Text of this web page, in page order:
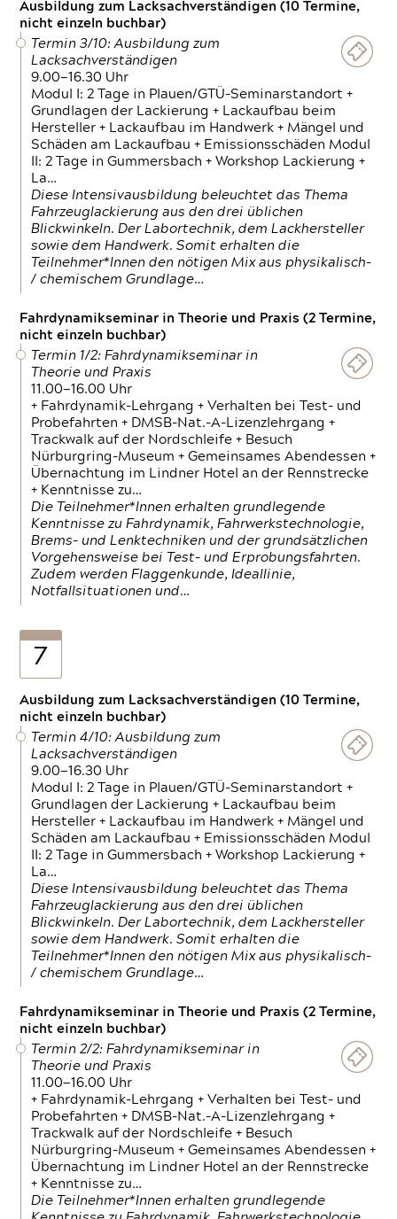
Ausbildung zum Lacksachverständigen (10 Termine,
nicht einzeln buchbar)
Termin 3/10: Ausbildung zum
Lacksachverständigen
9.00—16.30 Uhr
Modul I: 2 Tage in Plauen/GTÜ-Seminarstandort +
Grundlagen der Lackierung + Lackaufbau beim
Hersteller + Lackaufbau im Handwerk + Mängel und
Schäden am Lackaufbau + Emissionsschäden Modul
II: 2 Tage in Gummersbach + Workshop Lackierung +
La…
Diese Intensivausbildung beleuchtet das Thema
Fahrzeuglackierung aus den drei üblichen
Blickwinkeln. Der Labortechnik, dem Lackhersteller
sowie dem Handwerk. Somit erhalten die
Teilnehmer*Innen den nötigen Mix aus physikalisch-
/ chemischem Grundlage…
Fahrdynamikseminar in Theorie und Praxis (2 Termine,
nicht einzeln buchbar)
Termin 1/2: Fahrdynamikseminar in
Theorie und Praxis
11.00—16.00 Uhr
+ Fahrdynamik-Lehrgang + Verhalten bei Test- und
Probefahrten + DMSB-Nat.-A-Lizenzlehrgang +
Trackwalk auf der Nordschleife + Besuch
Nürburgring-Museum + Gemeinsames Abendessen +
Übernachtung im Lindner Hotel an der Rennstrecke
+ Kenntnisse zu…
Die Teilnehmer*Innen erhalten grundlegende
Kenntnisse zu Fahrdynamik, Fahrwerkstechnologie,
Brems- und Lenktechniken und der grundsätzlichen
Vorgehensweise bei Test- und Erprobungsfahrten.
Zudem werden Flaggenkunde, Ideallinie,
Notfallsituationen und…
7
Ausbildung zum Lacksachverständigen (10 Termine,
nicht einzeln buchbar)
Termin 4/10: Ausbildung zum
Lacksachverständigen
9.00—16.30 Uhr
Modul I: 2 Tage in Plauen/GTÜ-Seminarstandort +
Grundlagen der Lackierung + Lackaufbau beim
Hersteller + Lackaufbau im Handwerk + Mängel und
Schäden am Lackaufbau + Emissionsschäden Modul
II: 2 Tage in Gummersbach + Workshop Lackierung +
La…
Diese Intensivausbildung beleuchtet das Thema
Fahrzeuglackierung aus den drei üblichen
Blickwinkeln. Der Labortechnik, dem Lackhersteller
sowie dem Handwerk. Somit erhalten die
Teilnehmer*Innen den nötigen Mix aus physikalisch-
/ chemischem Grundlage…
Fahrdynamikseminar in Theorie und Praxis (2 Termine,
nicht einzeln buchbar)
Termin 2/2: Fahrdynamikseminar in
Theorie und Praxis
11.00—16.00 Uhr
+ Fahrdynamik-Lehrgang + Verhalten bei Test- und
Probefahrten + DMSB-Nat.-A-Lizenzlehrgang +
Trackwalk auf der Nordschleife + Besuch
Nürburgring-Museum + Gemeinsames Abendessen +
Übernachtung im Lindner Hotel an der Rennstrecke
+ Kenntnisse zu…
Die Teilnehmer*Innen erhalten grundlegende